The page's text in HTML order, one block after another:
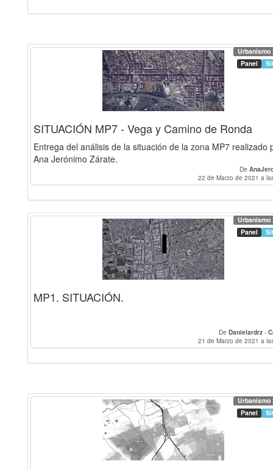
Urbanismo
Panel
SITUACIÓN MP7 - Vega y Camino de Ronda
Entrega del análisis de la situación de la zona MP7 realizado
Ana Jerónimo Zárate.
De
22 de Marzo de 2021 a
Urbanismo
Panel
MP1. SITUACIÓN.
De Danielardrz -
21 de Marzo de 2021 a
Urbanismo
Panel